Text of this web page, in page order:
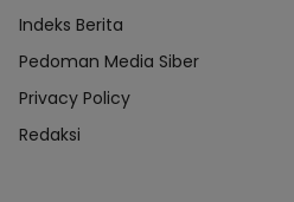
Indeks Berita
Pedoman Media Siber
Privacy Policy
Redaksi